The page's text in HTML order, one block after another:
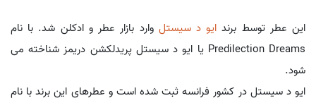
این عطر توسط برند ایو د سیستل وارد بازار عطر و ادکلن شد. با نام
Predilection Dreams یا ایو د سیستل پریدلکشن دریمز شناخته می
شود.
ایو د سیستل در کشور فرانسه ثبت شده است و عطرهای این برند با نام